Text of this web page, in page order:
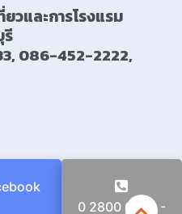
0 2800 6800 -
วและการโรงแรม
086-452-2222,
างไกล มหาวิทยาลัยกรุงเทพ